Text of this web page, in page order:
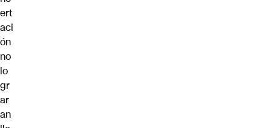
ert
aci
ón
no
lo
gr
ar
an